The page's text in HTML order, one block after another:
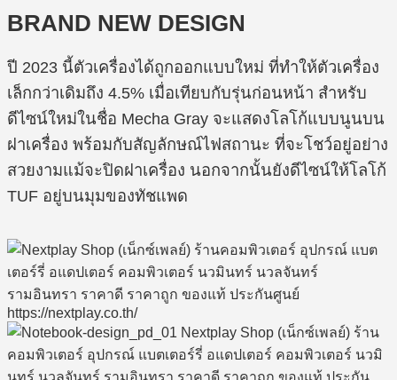
BRAND NEW DESIGN
ปี 2023 นี้ตัวเครื่องได้ถูกออกแบบใหม่ ที่ทำให้ตัวเครื่อง
เล็กกว่าเดิมถึง 4.5% เมื่อเทียบกับรุ่นก่อนหน้า สำหรับ
ดีไซน์ใหม่ในชื่อ Mecha Gray จะแสดงโลโก้แบบนูนบน
ฝาเครื่อง พร้อมกับสัญลักษณ์ไฟสถานะ ที่จะโชว์อยู่อย่าง
สวยงามแม้จะปิดฝาเครื่อง นอกจากนั้นยังดีไซน์ให้โลโก้
TUF อยู่บนมุมของทัชแพด